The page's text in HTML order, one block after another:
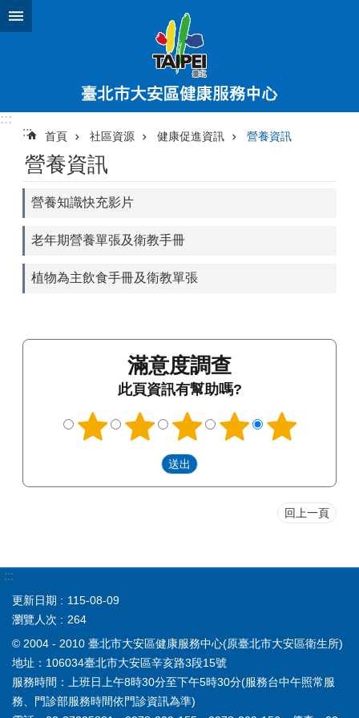
跳到主要內容區塊
:::
:::
首頁 社區資源 健康促進資訊 營養資訊
營養資訊
營養知識快充影片
老年期營養單張及衛教手冊
植物為主飲食手冊及衛教單張
滿意度調查
此頁資訊有幫助嗎?
回上一頁
:::
更新日期
115-08-09
瀏覽人次
264
© 2004 - 2010 臺北市大安區健康服務中心(原臺北市大安區衛生所)
地址：106034臺北市大安區辛亥路3段15號
服務時間：上班日上午8時30分至下午5時30分(服務台中午照常服
務、門診部服務時間依門診資訊為準)